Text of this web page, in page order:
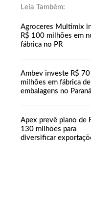
Agroceres Multimix
R$ 100 milhões em
fábrica no PR
Ambev investe R$ 70
milhões em fábrica de
embalagens no Paraná
Apex prevê plano de
130 milhões para
diversificar